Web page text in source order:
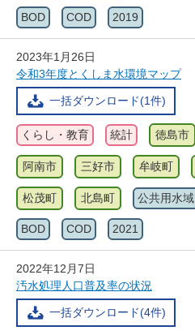
BOD COD 2019
2023年1月26日
令和3年度とくしま水環境マップ
一括ダウンロード(1件)
くらし・教育 統計 徳島市
阿南市 三好市 牟岐町
松茂町 北島町 公共用水域
BOD COD 2021
2022年12月7日
汚水処理人口普及率の状況
一括ダウンロード(4件)